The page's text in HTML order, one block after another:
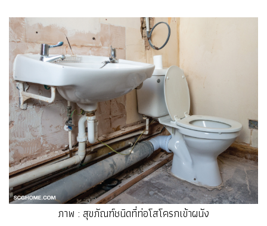
ภาพ : สุขภัณฑ์ชนิดที่ท่อโสโครกเข้าผนัง